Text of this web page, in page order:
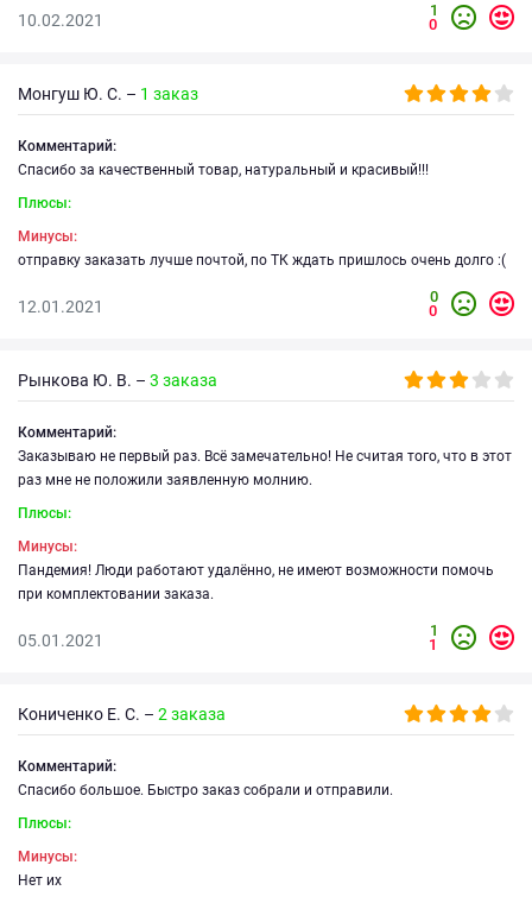
10.02.2021
1
0
Монгуш Ю. С. – 1 заказ
Комментарий:
Спасибо за качественный товар, натуральный и красивый!!!
Плюсы:
Минусы:
отправку заказать лучше почтой, по ТК ждать пришлось очень долго :(
12.01.2021
0
0
Рынкова Ю. В. – 3 заказа
Комментарий:
Заказываю не первый раз. Всё замечательно! Не считая того, что в этот
раз мне не положили заявленную молнию.
Плюсы:
Минусы:
Пандемия! Люди работают удалённо, не имеют возможности помочь
при комплектовании заказа.
05.01.2021
1
1
Кониченко Е. С. – 2 заказа
Комментарий:
Спасибо большое. Быстро заказ собрали и отправили.
Плюсы:
Минусы:
Нет их